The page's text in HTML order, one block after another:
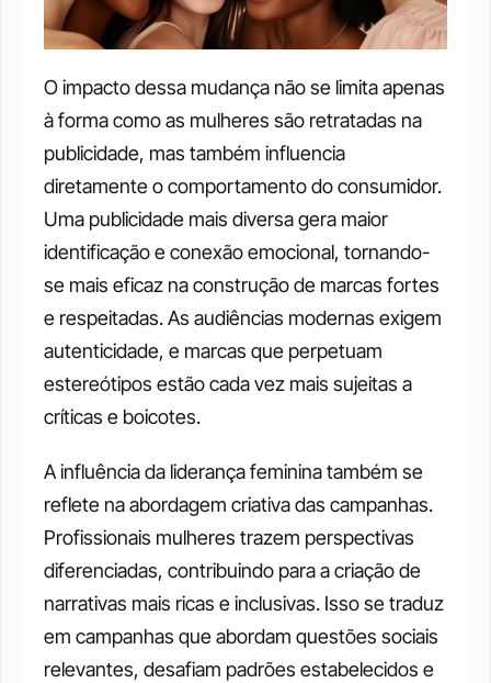
O impacto dessa mudança não se limita apenas
à forma como as mulheres são retratadas na
publicidade, mas também influencia
diretamente o comportamento do consumidor.
Uma publicidade mais diversa gera maior
identificação e conexão emocional, tornando-
se mais eficaz na construção de marcas fortes
e respeitadas. As audiências modernas exigem
autenticidade, e marcas que perpetuam
estereótipos estão cada vez mais sujeitas a
críticas e boicotes.
A influência da liderança feminina também se
reflete na abordagem criativa das campanhas.
Profissionais mulheres trazem perspectivas
diferenciadas, contribuindo para a criação de
narrativas mais ricas e inclusivas. Isso se traduz
em campanhas que abordam questões sociais
relevantes, desafiam padrões estabelecidos e